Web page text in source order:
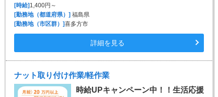
[時給]1,400円～
[勤務地（都道府県）]福島県
[勤務地（市区群）]喜多方市
詳細を見る
ナット取り付け作業/軽作業
時給UPキャンペーン中！！生活応援